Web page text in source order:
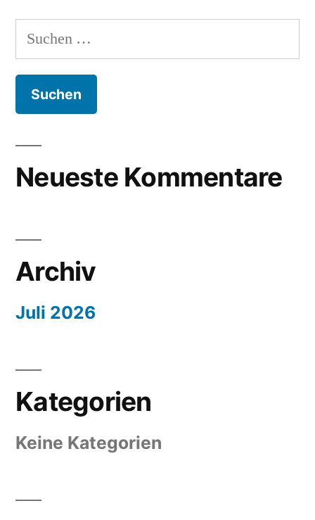
Suche
nach:
Neueste Kommentare
Archiv
Juli 2026
Kategorien
Keine Kategorien